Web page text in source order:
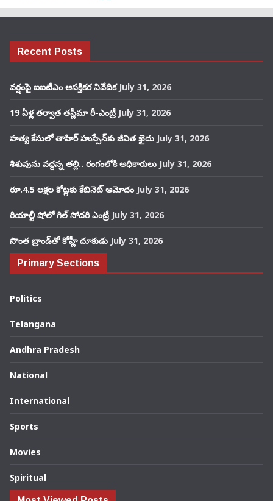
Recent Posts
వర్షంపై ఐఐటీఎం ఆసక్తికర నివేదిక July 31, 2026
19 ఏళ్ల తర్వాత తస్లీమా రీ-ఎంట్రీ July 31, 2026
హత్య కేసులో తాహిర్ హుస్సేన్‌కు జీవిత ఖైదు July 31, 2026
శిశువును వద్దన్న తల్లి.. రంగంలోకి అధికారులు July 31, 2026
రూ.4.5 లక్షల కోట్లకు కేబినెట్ ఆమోదం July 31, 2026
రియాల్టీ షోలో గిల్ సోదరి ఎంట్రీ July 31, 2026
సొంత బ్రాండ్‌తో కోహ్లీ దూకుడు July 31, 2026
Primary Sections
Politics
Telangana
Andhra Pradesh
National
International
Sports
Movies
Spiritual